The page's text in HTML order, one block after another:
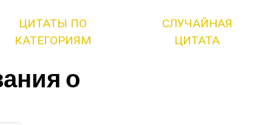
ЦИТАТЫ ПО
КАТЕГОРИЯМ
СЛУЧАЙНАЯ
ЦИТАТА
о